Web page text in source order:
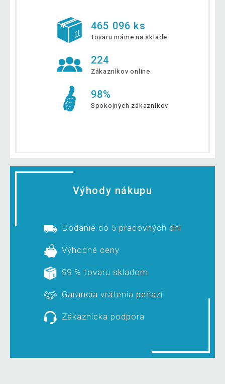
465 096 ks
Tovaru máme na sklade
224
Zákazníkov online
98%
Spokojných zákazníkov
Výhody nákupu
Dodanie do 5 pracovných dní
Výhodné ceny
99 % tovaru skladom
Garancia vrátenia peňazí
Zákaznícka podpora